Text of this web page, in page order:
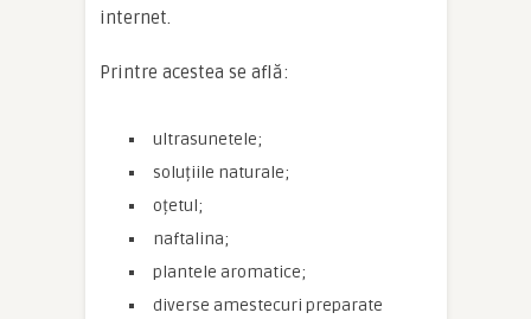
internet.
Printre acestea se află:
ultrasunetele;
soluțiile naturale;
oțetul;
naftalina;
plantele aromatice;
diverse amestecuri preparate